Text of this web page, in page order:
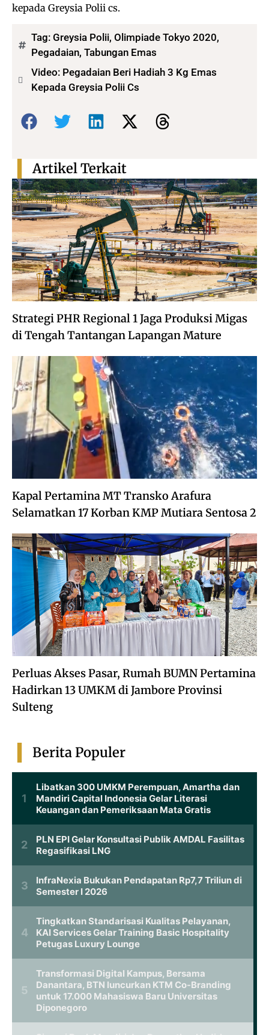
kepada Greysia Polii cs.
Tag: Greysia Polii, Olimpiade Tokyo 2020,
Pegadaian, Tabungan Emas
Video: Pegadaian Beri Hadiah 3 Kg Emas
Kepada Greysia Polii Cs
Bagikan:
Strategi PHR Regional 1 Jaga Produksi Migas
di Tengah Tantangan Lapangan Mature
Kapal Pertamina MT Transko Arafura
Selamatkan 17 Korban KMP Mutiara Sentosa 2
Perluas Akses Pasar, Rumah BUMN Pertamina
Hadirkan 13 UMKM di Jambore Provinsi
Sulteng
Artikel Terkait
Berita Populer